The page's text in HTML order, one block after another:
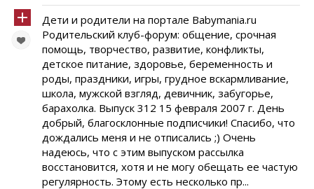
Дети и родители на портале Babymania.ru
Родительский клуб-форум: общение, срочная
помощь, творчество, развитие, конфликты,
детское питание, здоровье, беременность и
роды, праздники, игры, грудное вскармливание,
школа, мужской взгляд, девичник, забугорье,
барахолка. Выпуск 312 15 февраля 2007 г. День
добрый, благосклонные подписчики! Спасибо, что
дождались меня и не отписались ;) Очень
надеюсь, что с этим выпуском рассылка
восстановится, хотя и не могу обещать ее частую
регулярность. Этому есть несколько пр...